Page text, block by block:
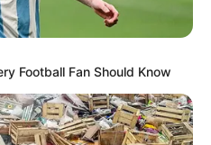
Football Fan Should Know